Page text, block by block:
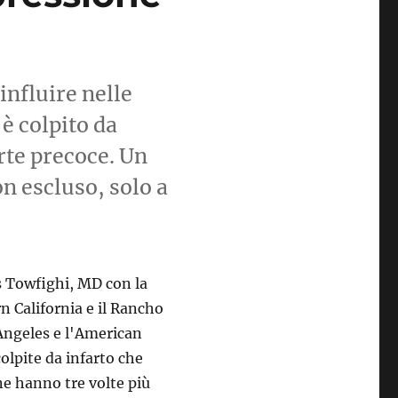
influire nelle
colpito da
precoce. Un
escluso, solo a
MD con la
California e il Rancho
e l'American
da infarto che
hanno tre volte più